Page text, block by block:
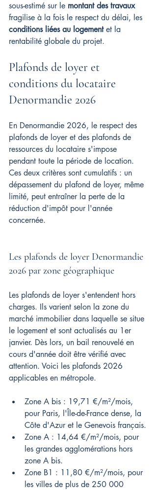
sous-estimé sur le montant des travaux
fragilise à la fois le respect du délai, les
conditions liées au logement et la
rentabilité globale du projet.
Plafonds de loyer et
conditions du locataire
Denormandie 2026
En Denormandie 2026, le respect des
plafonds de loyer et des plafonds de
ressources du locataire s'impose
pendant toute la période de location.
Ces deux critères sont cumulatifs : un
dépassement du plafond de loyer, même
limité, peut entraîner la perte de la
réduction d'impôt pour l'année
concernée.
Les plafonds de loyer Denormandie
2026 par zone géographique
Les plafonds de loyer s'entendent hors
charges. Ils varient selon la zone du
marché immobilier dans laquelle se situe
le logement et sont actualisés au 1er
janvier. Dès lors, un bail renouvelé en
cours d'année doit être vérifié avec
attention. Voici les plafonds 2026
applicables en métropole.
Zone A bis : 19,71 €/m²/mois,
pour Paris, l'Île-de-France dense, la
Côte d'Azur et le Genevois français.
Zone A : 14,64 €/m²/mois, pour
les grandes agglomérations hors
zone A bis.
Zone B1 : 11,80 €/m²/mois, pour
les villes de plus de 250 000